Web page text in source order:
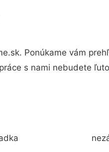
Ponúkame vám
s nami nebudete